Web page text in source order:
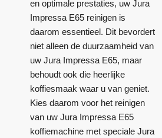
en optimale prestaties, uw Jura
Impressa E65 reinigen is
daarom essentieel. Dit bevordert
niet alleen de duurzaamheid van
uw Jura Impressa E65, maar
behoudt ook die heerlijke
koffiesmaak waar u van geniet.
Kies daarom voor het reinigen
van uw Jura Impressa E65
koffiemachine met speciale Jura